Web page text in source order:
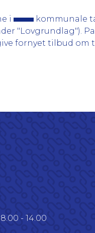
i
kommunale
"Lovgrundlag").
fornyet tilbud
- 14.00